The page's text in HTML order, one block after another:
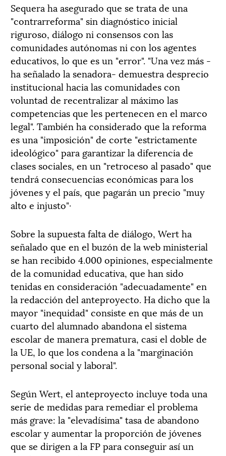
Sequera ha asegurado que se trata de una
"contrarreforma" sin diagnóstico inicial
riguroso, diálogo ni consensos con las
comunidades autónomas ni con los agentes
educativos, lo que es un "error". "Una vez más -
ha señalado la senadora- demuestra desprecio
institucional hacia las comunidades con
voluntad de recentralizar al máximo las
competencias que les pertenecen en el marco
legal". También ha considerado que la reforma
es una "imposición" de corte "estrictamente
ideológico" para garantizar la diferencia de
clases sociales, en un "retroceso al pasado" que
tendrá consecuencias económicas para los
jóvenes y el país, que pagarán un precio "muy
alto e injusto"·
Sobre la supuesta falta de diálogo, Wert ha
señalado que en el buzón de la web ministerial
se han recibido 4.000 opiniones, especialmente
de la comunidad educativa, que han sido
tenidas en consideración "adecuadamente" en
la redacción del anteproyecto. Ha dicho que la
mayor "inequidad" consiste en que más de un
cuarto del alumnado abandona el sistema
escolar de manera prematura, casi el doble de
la UE, lo que los condena a la "marginación
personal social y laboral".
Según Wert, el anteproyecto incluye toda una
serie de medidas para remediar el problema
más grave: la "elevadísima" tasa de abandono
escolar y aumentar la proporción de jóvenes
que se dirigen a la FP para conseguir así un